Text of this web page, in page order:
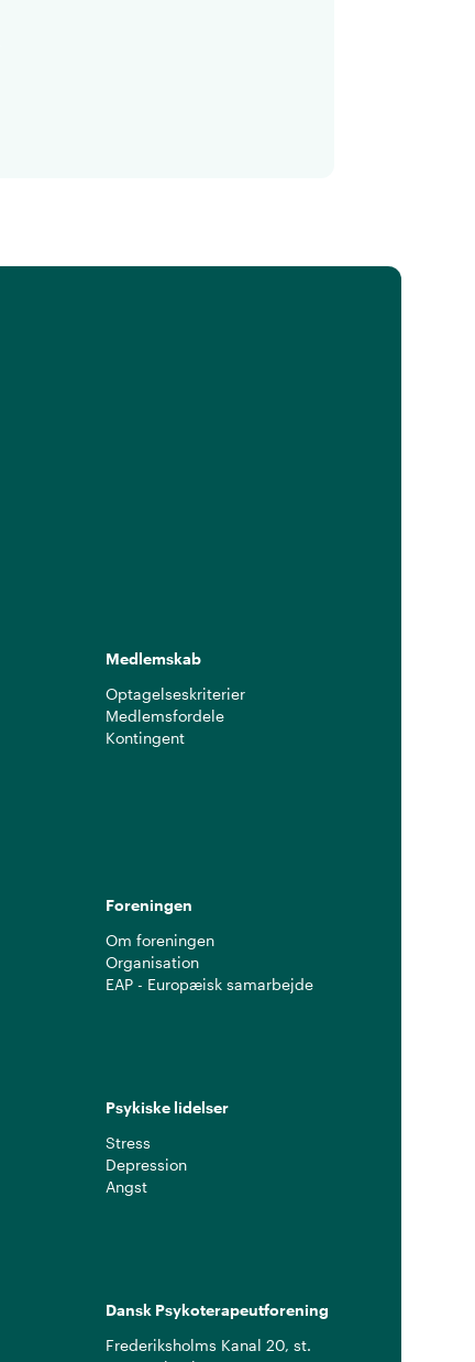
Medlemskab
Optagelseskriterier
Medlemsfordele
Kontingent
Foreningen
Om foreningen
Organisation
EAP - Europæisk samarbejde
Psykiske lidelser
Stress
Depression
Angst
Dansk Psykoterapeutforening
Frederiksholms Kanal 20, st.